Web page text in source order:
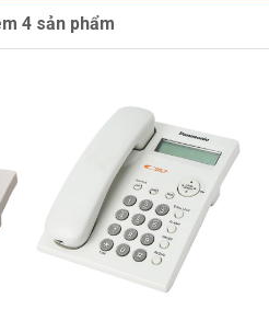
4 sản phẩm